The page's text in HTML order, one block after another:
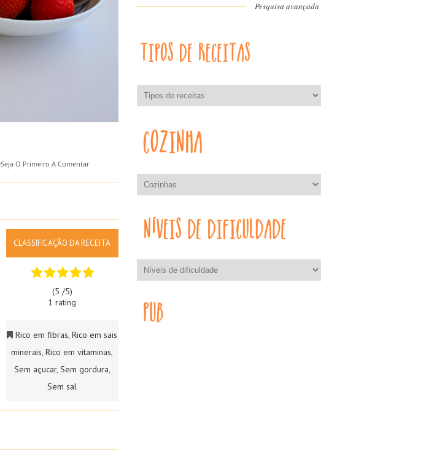
Seja O Primeiro A Comentar
CLASSIFICAÇÃO DA RECEITA
(5 /5)
1 rating
Rico em fibras,Rico em sais
minerais,Rico em vitaminas,
Sem açucar, Sem gordura,
Sem sal
Pesquisa avançada